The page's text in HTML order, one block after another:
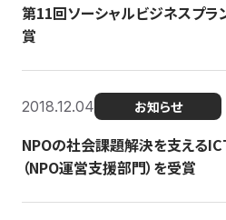
第11回ソーシャルビジネスプラ
賞
2018.12.04 お知らせ
NPOの社会課題解決を支える
（NPO運営支援部門）を受賞